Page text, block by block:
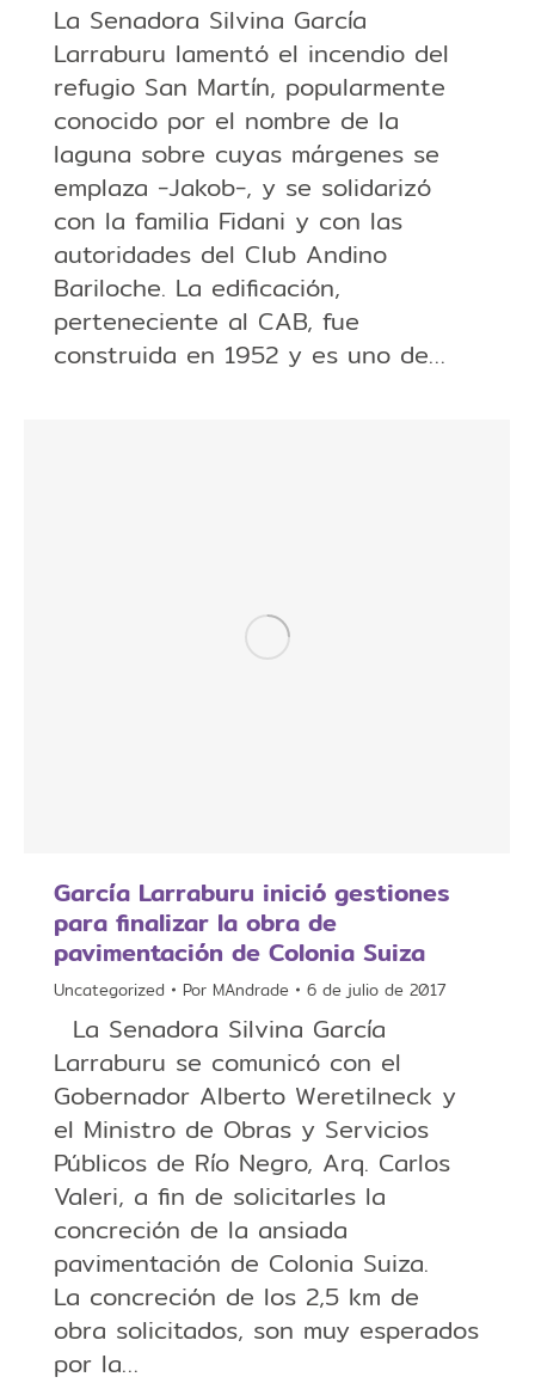
La Senadora Silvina García
Larraburu lamentó el incendio del
refugio San Martín, popularmente
conocido por el nombre de la
laguna sobre cuyas márgenes se
emplaza -Jakob-, y se solidarizó
con la familia Fidani y con las
autoridades del Club Andino
Bariloche. La edificación,
perteneciente al CAB, fue
construida en 1952 y es uno de…
García Larraburu inició gestiones
para finalizar la obra de
pavimentación de Colonia Suiza
Uncategorized Por MAndrade 6 de julio de 2017
La Senadora Silvina García
Larraburu se comunicó con el
Gobernador Alberto Weretilneck y
el Ministro de Obras y Servicios
Públicos de Río Negro, Arq. Carlos
Valeri, a fin de solicitarles la
concreción de la ansiada
pavimentación de Colonia Suiza.
La concreción de los 2,5 km de
obra solicitados, son muy esperados
por la…